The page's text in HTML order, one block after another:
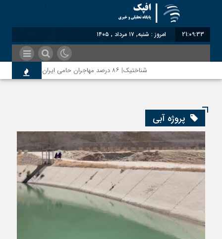
21:09:33 امروز : شنبه, ۱۷ مرداد , ۱۴۰۵
شناختیک| ۸۶ درصد مهاجران حامی ایران در جنگ؛ ۷۵ درصد مهاجران دولت چهاردهم را خیرخواه خود نمی‌دانند
پروژه آبی